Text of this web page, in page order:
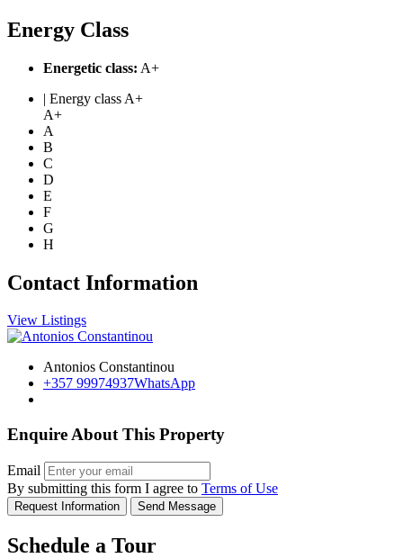
Energy Class
Energetic class: A+
| Energy class A+
A+
A
B
C
D
E
F
G
H
Contact Information
View Listings
Antonios Constantinou
+357 99974937WhatsApp
Enquire About This Property
Email
By submitting this form I agree to Terms of Use
Request Information Send Message
Schedule a Tour